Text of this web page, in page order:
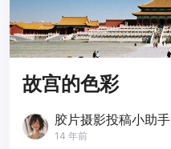
故宫的色彩
胶片摄影投稿小助手
14 年前